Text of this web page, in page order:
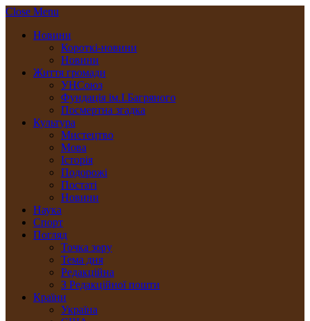
Close Menu
Новини
Короткі-новини
Новини
Життя громади
УНСоюз
Фундація ім.І.Багряного
Посмертна згадка
Культура
Мистецтво
Мова
Історія
Подорожі
Постаті
Новини
Наука
Спорт
Погляд
Точка зору
Тема дня
Редакційна
З Редакційної пошти
Країни
Україна